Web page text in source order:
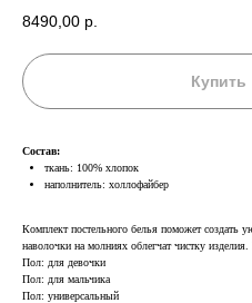
8490,00 р.
Купить
Состав:
ткань: 100% хлопок
наполнитель: холлофайбер
Комплект постельного белья поможет создать
наволочки на молниях облегчат чистку
Пол: для девочки
Пол: для мальчика
Пол: универсальный